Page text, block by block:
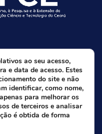
ao seu acesso,
e data de acesso. Estes
do site e não
identificar, como nome,
para melhorar os
de terceiros e analisar
é obtida de forma